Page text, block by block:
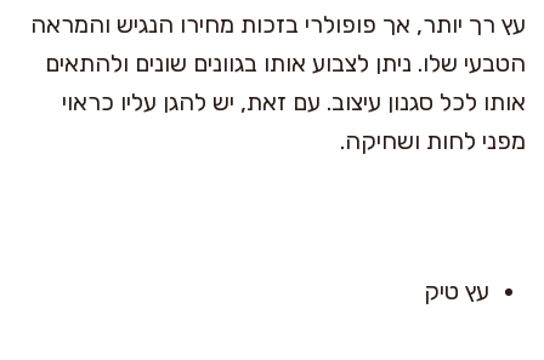
עץ רך יותר, אך פופולרי בזכות מחירו הנגיש והמראה
הטבעי שלו. ניתן לצבוע אותו בגוונים שונים ולהתאים
אותו לכל סגנון עיצוב. עם זאת, יש להגן עליו כראוי
מפני לחות ושחיקה.
עץ טיק